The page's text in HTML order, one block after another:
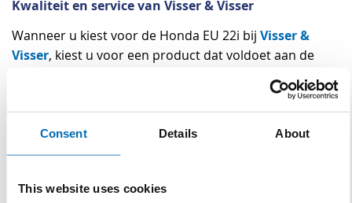
Consent Details About
This website uses cookies
Kwaliteit en service van Visser & Visser
Wanneer u kiest voor de Honda EU 22i bij Visser &
Visser, kiest u voor een product dat voldoet aan de
duurzaamheid en gebruiksgemak. Wij begrijpen dat uw
werk nooit stil kan liggen, en daarom zorgen wij voor
een snelle en betrouwbare levering van uw
bestellingen. Ons deskundige team staat klaar om u te
juiste oplossing voor uw specifieke behoeften. Met de